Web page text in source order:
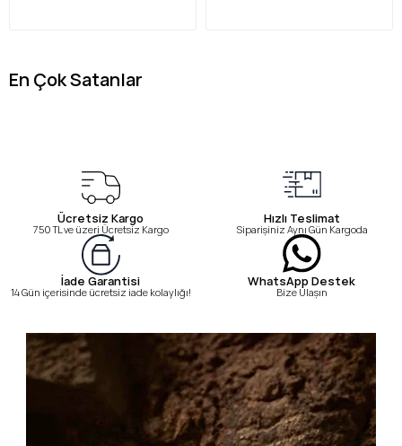
En Çok Satanlar
Ücretsiz Kargo
750 TL ve üzeri Ücretsiz Kargo
Hızlı Teslimat
Siparişiniz Aynı Gün Kargoda
İade Garantisi
14 Gün içerisinde ücretsiz iade kolaylığı!
WhatsApp Destek
Bize Ulaşın